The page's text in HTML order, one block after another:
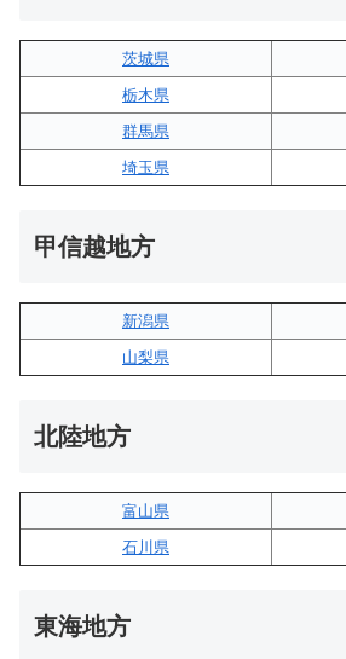
茨城県
栃木県
群馬県
埼玉県
甲信越地方
新潟県
山梨県
北陸地方
富山県
石川県
東海地方